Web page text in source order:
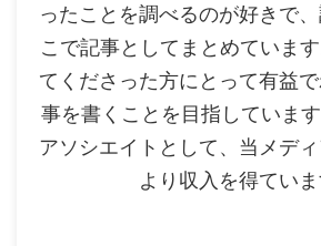
ったことを調べるのが好きで
こで記事としてまとめていま
てくださった方にとって有益
事を書くことを目指していま
アソシエイトとして、当メデ
より収入を得ていま